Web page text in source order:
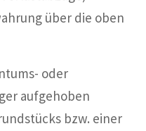
über die oben
oder
aufgehoben
bzw. einer